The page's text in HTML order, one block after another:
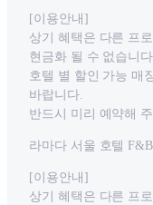
[이용안내]
상기 혜택은 다른 프
현금화 될 수 없습니
호텔 별 할인 가능 매
바랍니다.
반드시 미리 예약해
라마다 서울 호텔
[이용안내]
상기 혜택은 다른 프